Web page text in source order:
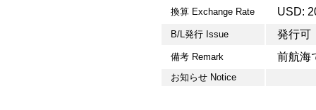
換算 Exchange Rate USD:
B/L発行 Issue 発行可
備考 Remark 前航海
お知らせ Notice